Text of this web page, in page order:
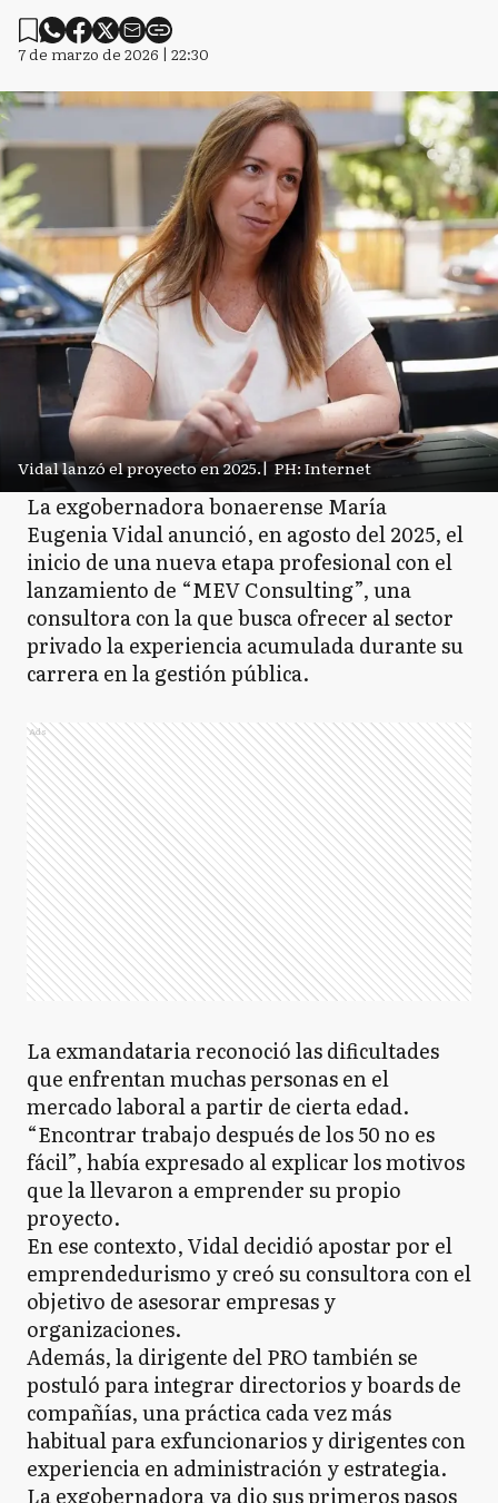
7 de marzo de 2026 | 22:30
Vidal lanzó el proyecto en 2025.| PH: Internet
La exgobernadora bonaerense María
Eugenia Vidal anunció, en agosto del 2025, el
inicio de una nueva etapa profesional con el
lanzamiento de “MEV Consulting”, una
consultora con la que busca ofrecer al sector
privado la experiencia acumulada durante su
carrera en la gestión pública.
Ads
La exmandataria reconoció las dificultades
que enfrentan muchas personas en el
mercado laboral a partir de cierta edad.
“Encontrar trabajo después de los 50 no es
fácil”, había expresado al explicar los motivos
que la llevaron a emprender su propio
proyecto.
En ese contexto, Vidal decidió apostar por el
emprendedurismo y creó su consultora con el
objetivo de asesorar empresas y
organizaciones.
Además, la dirigente del PRO también se
postuló para integrar directorios y boards de
compañías, una práctica cada vez más
habitual para exfuncionarios y dirigentes con
experiencia en administración y estrategia.
La exgobernadora ya dio sus primeros pasos